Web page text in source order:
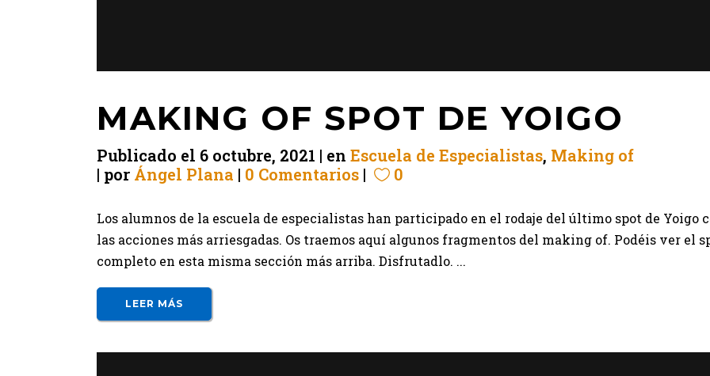
MAKING OF SPOT DE YOIGO
Publicado el 6 octubre, 2021 en Escuela de Especialistas, Making of
por Ángel Plana 0 Comentarios 0
Los alumnos de la escuela de especialistas han participado en el rodaje del último spot de Yoigo
las acciones más arriesgadas. Os traemos aquí algunos fragmentos del making of. Podéis ver el
completo en esta misma sección más arriba. Disfrutadlo. ...
LEER MÁS